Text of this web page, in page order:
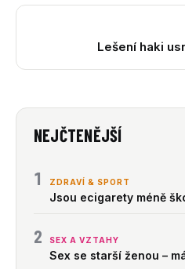
Lešení haki
NEJČTENĚJŠÍ
1 ZDRAVÍ & SPORT
Jsou ecigarety méně
2 SEX A VZTAHY
Sex se starší ženou –